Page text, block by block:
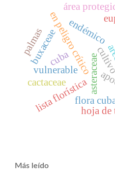
asteraceae
endémico
flora
en peligro crítico
vulnerable
área
lista florísticahoja de
cactaceae
buxaceae
palmas
cuba
Más leído